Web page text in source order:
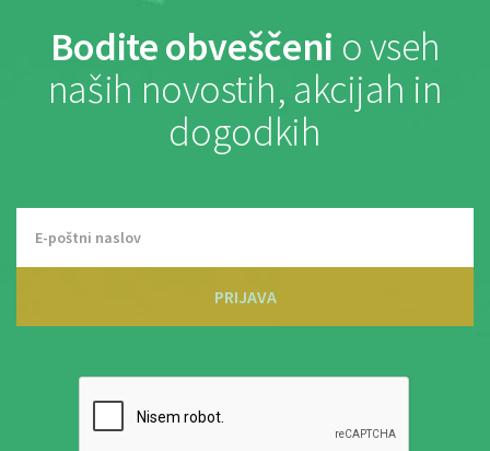
Bodite obveščeni o vseh
naših novostih, akcijah in
dogodkih
PRIJAVA